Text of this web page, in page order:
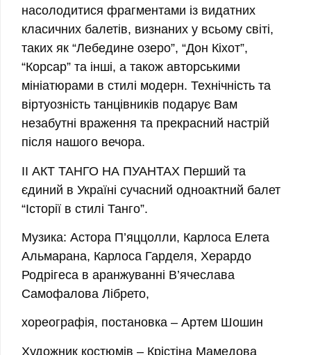
насолодитися фрагментами із видатних
класичних балетів, визнаних у всьому світі,
таких як “Лебедине озеро”, “Дон Кіхот”,
“Корсар” та інші, а також авторськими
мініатюрами в стилі модерн. Технічність та
віртуозність танцівників подарує Вам
незабутні враження та прекрасний настрій
після нашого вечора.
II АКТ ТАНГО НА ПУАНТАХ Перший та
єдиний в Україні сучасний одноактний балет
“Історії в стилі Танго”.
Музика: Астора П’яццолли, Карлоса Елета
Альмарана, Карлоса Гарделя, Херардо
Родрігеса в аранжуванні В’ячеслава
Самофалова Лібрето,
хореографія, постановка – Артем Шошин
Художник костюмів – Крістіна Мамедова